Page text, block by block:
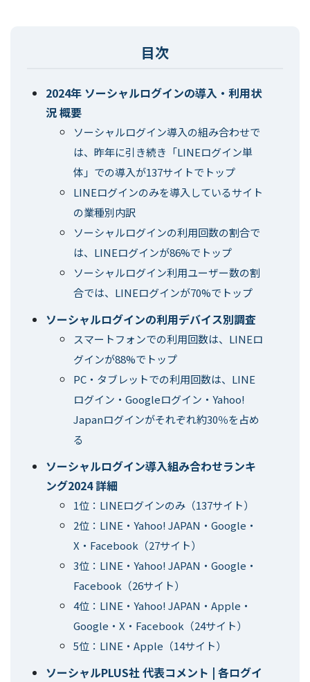
2024年 ソーシャルログインの導入・利用状
況 概要
ソーシャルログイン導入の組み合わせで
は、昨年に引き続き「LINEログイン単
体」での導入が137サイトでトップ
LINEログインのみを導入しているサイト
の業種別内訳
ソーシャルログインの利用回数の割合で
は、LINEログインが86%でトップ
ソーシャルログイン利用ユーザー数の割
合では、LINEログインが70%でトップ
ソーシャルログインの利用デバイス別調査
スマートフォンでの利用回数は、LINEロ
グインが88%でトップ
PC・タブレットでの利用回数は、LINE
ログイン・Googleログイン・Yahoo!
Japanログインがそれぞれ約30％を占め
る
ソーシャルログイン導入組み合わせランキ
ング2024 詳細
1位：LINEログインのみ（137サイト）
2位：LINE・Yahoo! JAPAN・Google・
X・Facebook（27サイト）
3位：LINE・Yahoo! JAPAN・Google・
Facebook（26サイト）
4位：LINE・Yahoo! JAPAN・Apple・
Google・X・Facebook（24サイト）
5位：LINE・Apple（14サイト）
ソーシャルPLUS社 代表コメント | 各ログイ